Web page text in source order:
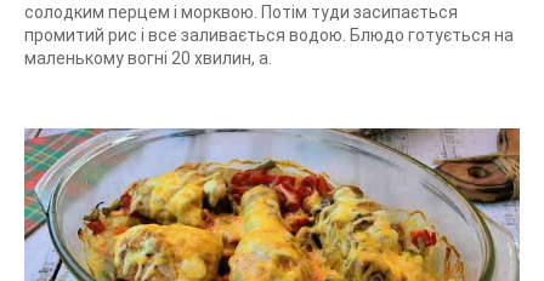
солодким перцем і морквою. Потім туди засипається
промитий рис і все заливається водою. Блюдо готується на
маленькому вогні 20 хвилин, а.